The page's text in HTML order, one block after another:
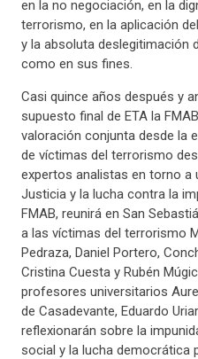
en la no negociación, en la
terrorismo, en la aplicación
y la absoluta deslegitimación
como en sus fines.
Casi quince años después y
supuesto final de ETA la
valoración conjunta desde la
de víctimas del terrorismo
expertos analistas en torno a
Justicia y la lucha contra la
FMAB, reunirá en San
a las víctimas del terrorismo
Pedraza, Daniel Portero,
Cristina Cuesta y Rubén
profesores universitarios
de Casadevante, Eduardo
reflexionarán sobre la
social y la lucha democrática